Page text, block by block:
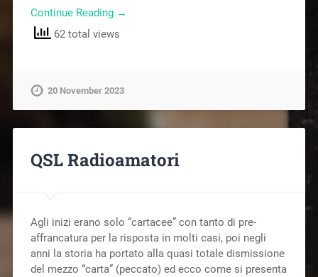
Continue Reading →
62 total views
20 November 2023
QSL Radioamatori
Agli inizi erano solo “cartacee” con tanto di pre-
affrancatura per la risposta in molti casi, poi negli
anni la storia ha portato alla quasi totale dismissione
del mezzo “carta” (peccato) ed ecco come si presenta